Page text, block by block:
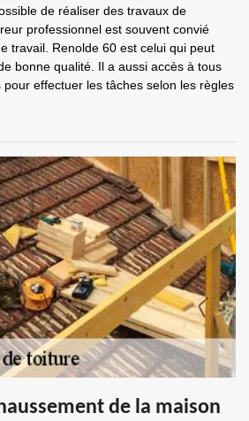
de réaliser des travaux de
professionnel est souvent convié
travail. Renolde 60 est celui qui peut
bonne qualité. Il a aussi accès à tous
effectuer les tâches selon les règles
de la maison